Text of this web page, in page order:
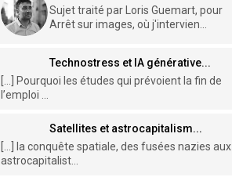
Sujet traité par Loris Guemart, pour
Arrêt sur images, où j'intervien...
Technostress et IA générative...
[…] Pourquoi les études qui prévoient la fin de
l’emploi ...
Satellites et astrocapitalism...
[…] la conquête spatiale, des fusées nazies aux
astrocapitalist...